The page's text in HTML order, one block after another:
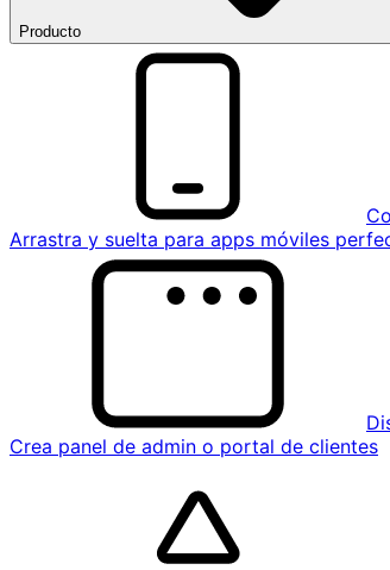
Producto
Arrastra y suelta para apps móviles
Crea panel de admin o portal de clientes